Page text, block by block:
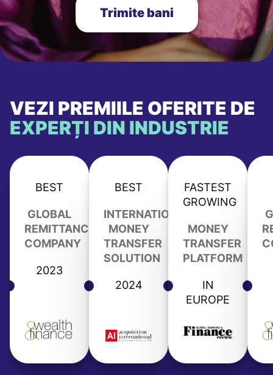
Trimite bani
VEZI PREMIILE OFERITE DE
EXPERȚI DIN INDUSTRIE
BEST
GLOBAL
REMITTANCE
COMPANY
2023
BEST
INTERNATIONAL
MONEY
TRANSFER
SOLUTION
2024
FASTEST
GROWING
MONEY
TRANSFER
PLATFORM
IN
EUROPE